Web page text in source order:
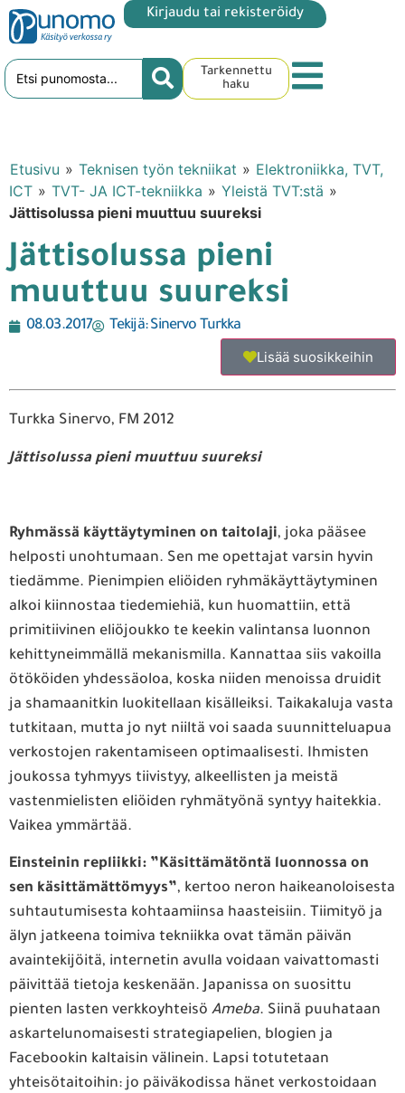
Kirjaudu tai rekisteröidy
Tarkennettu
haku
Etusivu » Teknisen työn tekniikat » Elektroniikka, TVT,
ICT » TVT- JA ICT-tekniikka » Yleistä TVT:stä »
Jättisolussa pieni muuttuu suureksi
Jättisolussa pieni
muuttuu suureksi
08.03.2017 Tekijä:Sinervo Turkka
Lisää suosikkeihin
Turkka Sinervo, FM 2012
Jättisolussa pieni muuttuu suureksi
Ryhmässä käyttäytyminen on taitolaji, joka pääsee
helposti unohtumaan. Sen me opettajat varsin hyvin
tiedämme. Pienimpien eliöiden ryhmäkäyttäytyminen
alkoi kiinnostaa tiedemiehiä, kun huomattiin, että
primitiivinen eliöjoukko te keekin valintansa luonnon
kehittyneimmällä mekanismilla. Kannattaa siis vakoilla
ötököiden yhdessäoloa, koska niiden menoissa druidit
ja shamaanitkin luokitellaan kisälleiksi. Taikakaluja vasta
tutkitaan, mutta jo nyt niiltä voi saada suunnitteluapua
verkostojen rakentamiseen optimaalisesti. Ihmisten
joukossa tyhmyys tiivistyy, alkeellisten ja meistä
vastenmielisten eliöiden ryhmätyönä syntyy haitekkia.
Vaikea ymmärtää.
Einsteinin repliikki: ”Käsittämätöntä luonnossa on
sen käsittämättömyys”, kertoo neron haikeanoloisesta
suhtautumisesta kohtaamiinsa haasteisiin. Tiimityö ja
älyn jatkeena toimiva tekniikka ovat tämän päivän
avaintekijöitä, internetin avulla voidaan vaivattomasti
päivittää tietoja keskenään. Japanissa on suosittu
pienten lasten verkkoyhteisö Ameba. Siinä puuhataan
askartelunomaisesti strategiapelien, blogien ja
Facebookin kaltaisin välinein. Lapsi totutetaan
yhteisötaitoihin: jo päiväkodissa hänet verkostoidaan